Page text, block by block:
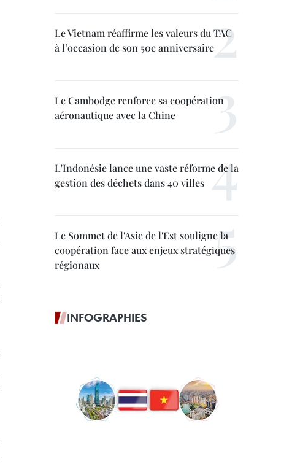
Le Vietnam réaffirme les valeurs du TAC
à l’occasion de son 50e anniversaire
Le Cambodge renforce sa coopération
aéronautique avec la Chine
L'Indonésie lance une vaste réforme de la
gestion des déchets dans 40 villes
Le Sommet de l'Asie de l'Est souligne la
coopération face aux enjeux stratégiques
régionaux
INFOGRAPHIES